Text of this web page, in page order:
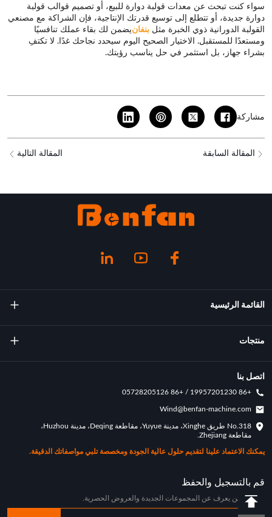
سواء كنت تبحث عن معدات قولبة دوارة للبيع، أو تصميم قوالب قولبة
دوارة جديدة، أو تتطلع إلى توسيع قدرتك الإنتاجية، فإن الشراكة مع مصنعي
القولبة الدورانية ذوي الخبرة مثل بنفانيضمن لك بقاء عملك تنافسيًا
ومستعدًا للمستقبل. الاختيار الصحيح اليوم سيحدد نجاحك غدًا. لا تكتفِ
بشراء جهاز، بل استثمر في حل يناسب رؤيتك.
مشاركة
المقالة السابقة المقالة التالية
القائمة الرئيسية
معلومات عنا
الإنجازات الرئيسية
حالة التخصيص
منتجات
آلة صب التناوب
بيكلبول مصبوب دوار
اتصل بنا
+86 19957201230 / +86 05728205126
Wind@benfan-machine.com
No.318 طريق Xinghe، مدينة Yuyue، مقاطعة Deqing، مدينة Huzhou،
مقاطعة Zhejiang.
يمكنك الاعتماد علينا لتقديم حلول عالية الجودة ومخصصة تلبي مواصفاتك الدقيقة.
قم بالتسجيل والحفظ
كن أول من يعرف عن المجموعات الجديدة والعروض الحصرية.